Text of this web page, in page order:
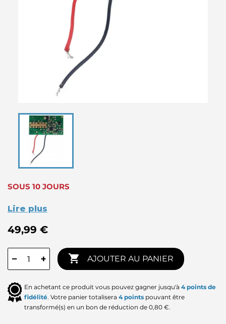
SOUS 10 JOURS
Lire plus
49,99 €
− +  AJOUTER AU PANIER
En achetant ce produit vous pouvez gagner jusqu'à 4points de
fidélité. Votre panier totalisera 4points pouvant être
transformé(s) en un bon de réduction de 0,80 €.